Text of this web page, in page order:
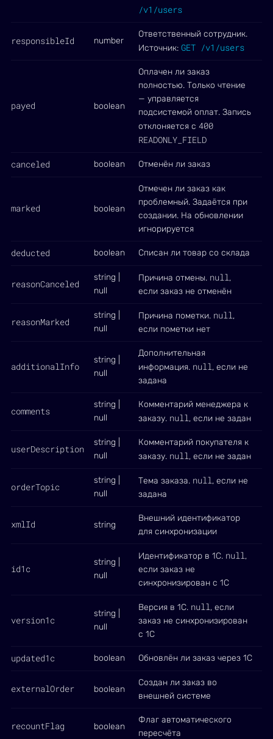
/v1/users
responsibleId number
Ответственный сотрудник.
Источник: GET /v1/users
payed boolean
Оплачен ли заказ
полностью. Только чтение
— управляется
подсистемой оплат. Запись
отклоняется с 400
READONLY_FIELD
canceled boolean Отменён ли заказ
marked boolean
Отмечен ли заказ как
проблемный. Задаётся при
создании. На обновлении
игнорируется
deducted boolean Списан ли товар со склада
reasonCanceled
string |
null
Причина отмены. null,
если заказ не отменён
reasonMarked
string |
null
Причина пометки. null,
если пометки нет
additionalInfo
string |
null
Дополнительная
информация. null, если не
задана
comments
string |
null
Комментарий менеджера к
заказу. null, если не задан
userDescription
string |
null
Комментарий покупателя к
заказу. null, если не задан
orderTopic
string |
null
Тема заказа. null, если не
задана
xmlId string
Внешний идентификатор
для синхронизации
id1c
string |
null
Идентификатор в 1С. null,
если заказ не
синхронизирован с 1С
version1c
string |
null
Версия в 1С. null, если
заказ не синхронизирован
с 1С
updated1c boolean Обновлён ли заказ через 1С
externalOrder boolean
Создан ли заказ во
внешней системе
recountFlag boolean
Флаг автоматического
пересчёта